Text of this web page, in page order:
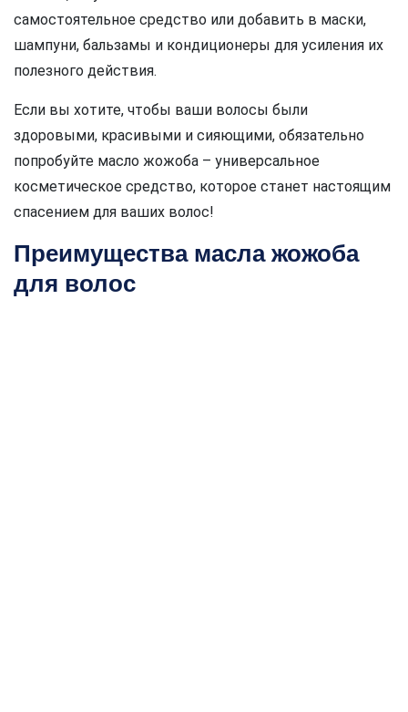
самостоятельное средство или добавить в маски,
шампуни, бальзамы и кондиционеры для усиления их
полезного действия.
Если вы хотите, чтобы ваши волосы были
здоровыми, красивыми и сияющими, обязательно
попробуйте масло жожоба – универсальное
косметическое средство, которое станет настоящим
спасением для ваших волос!
Преимущества масла жожоба
для волос